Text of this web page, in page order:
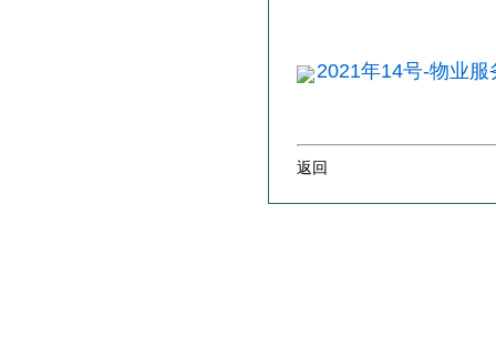
2021年14号-物业
返回